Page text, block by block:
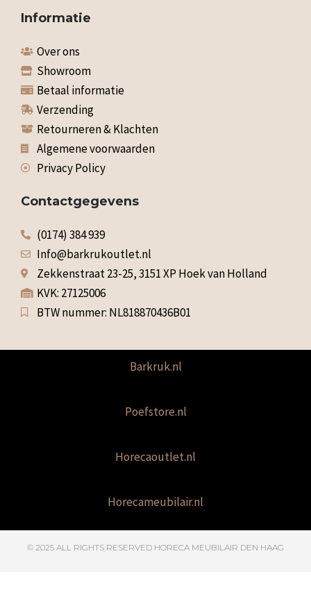
Informatie
Over ons
Showroom
Betaal informatie
Verzending
Retourneren & Klachten
Algemene voorwaarden
Privacy Policy
Contactgegevens
(0174) 384 939
Info@barkrukoutlet.nl
Zekkenstraat 23-25, 3151 XP Hoek van Holland
KVK: 27125006
BTW nummer: NL818870436B01
Barkruk.nl
Poefstore.nl
Horecaoutlet.nl
Horecameubilair.nl
© 2025 ALL RIGHTS RESERVED​ HORECA MEUBILAIR DEN HAAG